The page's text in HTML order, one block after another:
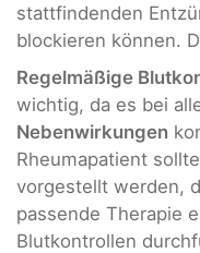
stattfindenden
blockieren können.
Regelmäßige
wichtig, da es bei
Nebenwirkungen
Rheumapatient
vorgestellt werden,
passende Therapie
Blutkontrollen